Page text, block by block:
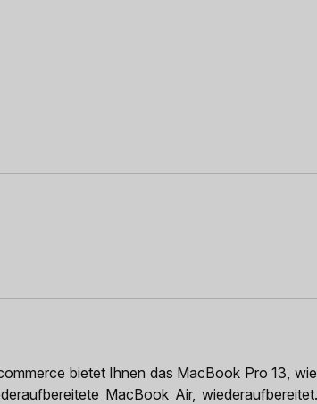
bietet Ihnen das MacBook Pro 13,
MacBook Air,